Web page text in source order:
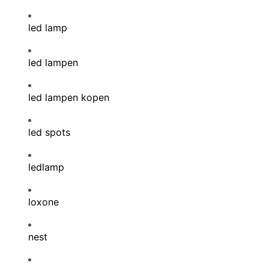
led lamp
led lampen
led lampen kopen
led spots
ledlamp
loxone
nest